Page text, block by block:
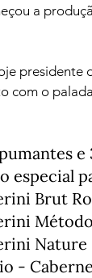
a
com o
especial
Brut
Nature
-